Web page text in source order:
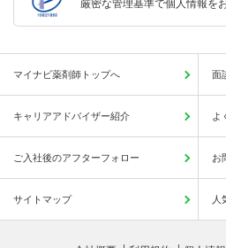
厳密な管理基準で個人情報を
マイナビ薬剤師トップへ 面
キャリアアドバイザー紹介 よ
ご入社後のアフターフォロー お
サイトマップ 人